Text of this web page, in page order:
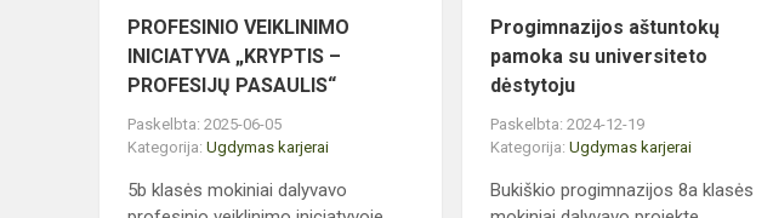
PROFESINIO VEIKLINIMO
INICIATYVA „KRYPTIS –
PROFESIJŲ PASAULIS“
Paskelbta: 2025-06-05
Kategorija: Ugdymas karjerai
5b klasės mokiniai dalyvavo
Progimnazijos aštuntokų
pamoka su universiteto
dėstytoju
Paskelbta: 2024-12-19
Kategorija:Ugdymas karjerai
Bukiškio progimnazijos 8a klasės